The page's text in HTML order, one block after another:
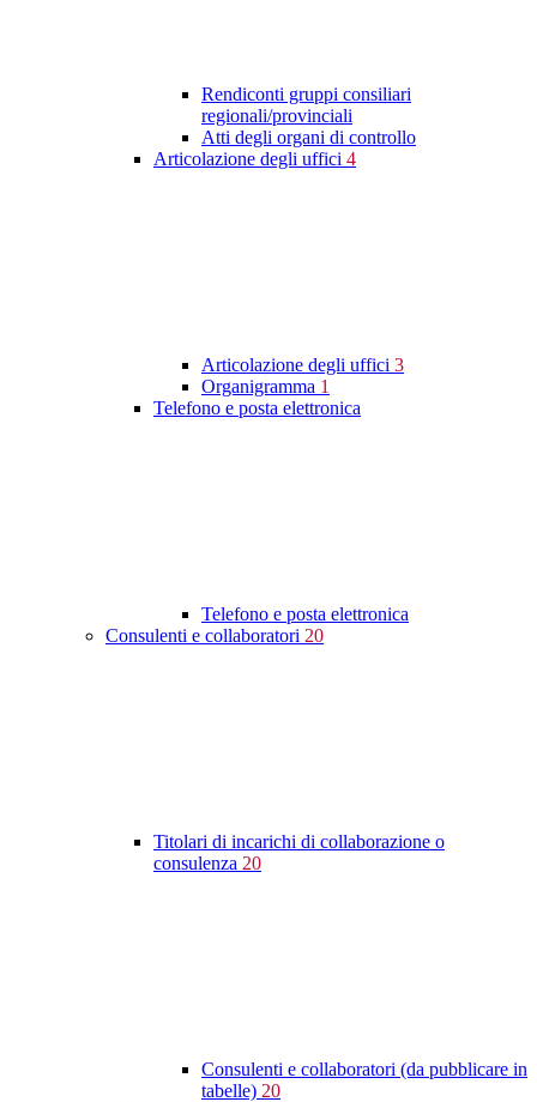
Rendiconti gruppi consiliari
regionali/provinciali
Atti degli organi di controllo
Articolazione degli uffici 4
Articolazione degli uffici 3
Organigramma 1
Telefono e posta elettronica
Telefono e posta elettronica
Consulenti e collaboratori 20
Titolari di incarichi di collaborazione o
consulenza 20
Consulenti e collaboratori (da pubblicare in
tabelle) 20